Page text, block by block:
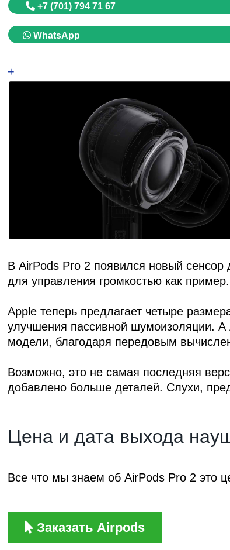
+7 (701) 794 71 67
WhatsApp
+
В AirPods Pro 2 появился новый сенсор
для управления громкостью как пример.
Apple теперь предлагает четыре
улучшения пассивной шумоизоляции.
модели, благодаря передовым
Возможно, это не самая последняя
добавлено больше деталей. Слухи,
Цена и дата выхода
Все что мы знаем об AirPods Pro 2 это
Заказать Airpods